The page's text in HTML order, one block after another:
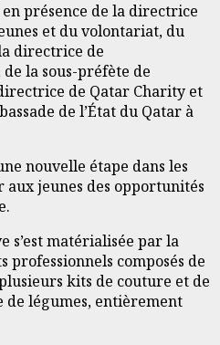
en présence de la directrice
et du volontariat, du
directrice de
la sous-préfète de
de Qatar Charity et
de l’État du Qatar à
nouvelle étape dans les
jeunes des opportunités
s’est matérialisée par la
professionnels composés de
kits de couture et de
de légumes, entièrement